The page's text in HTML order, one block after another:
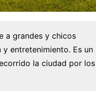
a grandes y chicos
entretenimiento. Es un
la ciudad por los